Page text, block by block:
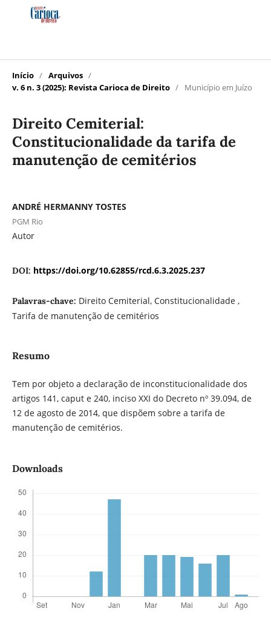
Início / Arquivos /
v. 6 n. 3 (2025): Revista Carioca de Direito / Município em Juízo
Direito Cemiterial:
Constitucionalidade da tarifa de
manutenção de cemitérios
ANDRÉ HERMANNY TOSTES
PGM Rio
Autor
DOI: https://doi.org/10.62855/rcd.6.3.2025.237
Palavras-chave: Direito Cemiterial, Constitucionalidade ,
Tarifa de manutenção de cemitérios
Resumo
Tem por objeto a declaração de inconstitucionalidade dos
artigos 141, caput e 240, inciso XXI do Decreto nº 39.094, de
12 de agosto de 2014, que dispõem sobre a tarifa de
manutenção de cemitérios.
Downloads